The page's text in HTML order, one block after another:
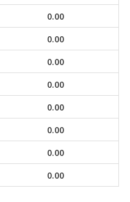
0.00
0.00
0.00
0.00
0.00
0.00
0.00
0.00